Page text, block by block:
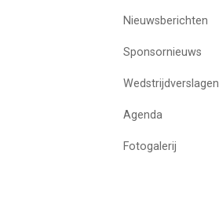
Nieuwsberichten
Sponsornieuws
Wedstrijdverslagen
Agenda
Fotogalerij